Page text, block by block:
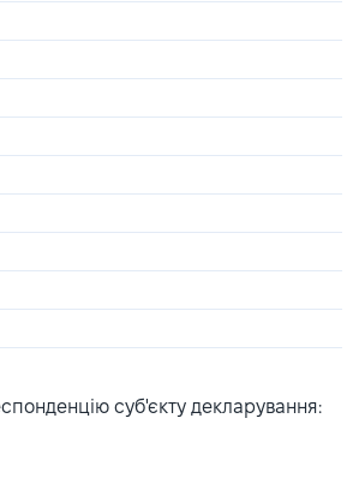
суб'єкту декларування: